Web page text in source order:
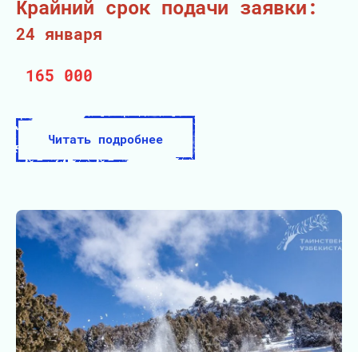
Крайний срок подачи заявки:
24 января
165 000
Читать подробнее